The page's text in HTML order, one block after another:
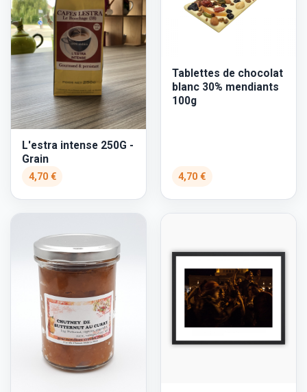
L'estra intense 250G -
Grain
4,70 €
Tablettes de chocolat
blanc 30% mendiants
100g
4,70 €